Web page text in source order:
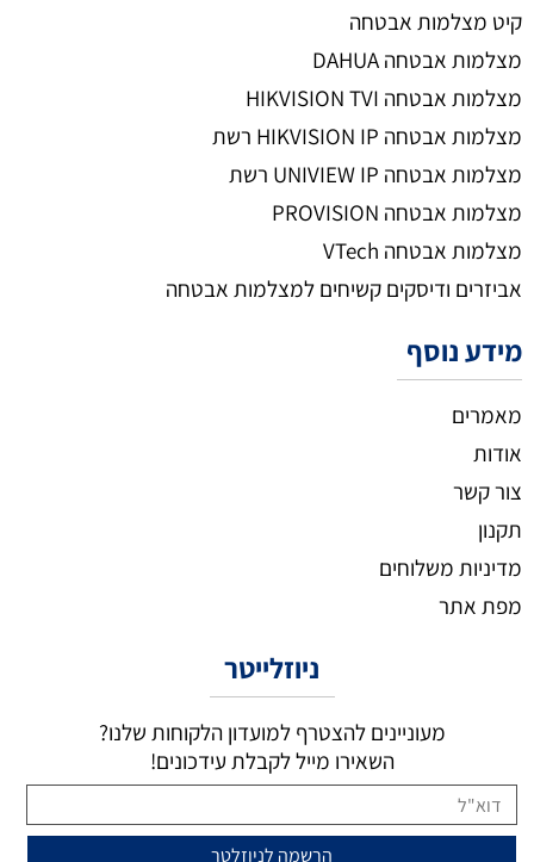
קיט מצלמות אבטחה
מצלמות אבטחה DAHUA
מצלמות אבטחה HIKVISION TVI
מצלמות אבטחה HIKVISION IP רשת
מצלמות אבטחה UNIVIEW IP רשת
מצלמות אבטחה PROVISION
מצלמות אבטחה VTech
אביזרים ודיסקים קשיחים למצלמות אבטחה
מידע נוסף
מאמרים
אודות
צור קשר
תקנון
מדיניות משלוחים
מפת אתר
ניוזלייטר
מעוניינים להצטרף למועדון הלקוחות שלנו?
השאירו מייל לקבלת עידכונים!